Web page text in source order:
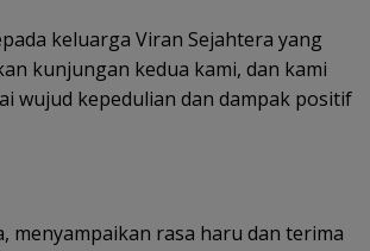
keluarga Viran Sejahtera yang
kunjungan kedua kami, dan kami
wujud kepedulian dan dampak positif
menyampaikan rasa haru dan terima